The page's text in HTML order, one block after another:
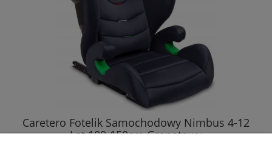
Caretero Fotelik Samochodowy Nimbus 4-12
Lat 100-150cm Granatowy